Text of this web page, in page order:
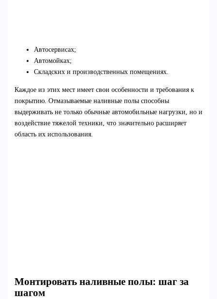
Автосервисах;
Автомойках;
Складских и производственных помещениях.
Каждое из этих мест имеет свои особенности и требования к
покрытию. Отмазываемые наливные полы способны
выдерживать не только обычные автомобильные нагрузки, но и
воздействие тяжелой техники, что значительно расширяет
область их использования.
Монтировать наливные полы: шаг за
шагом